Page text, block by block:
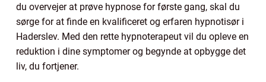
du overvejer at prøve hypnose for første gang, skal du
sørge for at finde en kvalificeret og erfaren hypnotisør i
Haderslev. Med den rette hypnoterapeut vil du opleve en
reduktion i dine symptomer og begynde at opbygge det
liv, du fortjener.